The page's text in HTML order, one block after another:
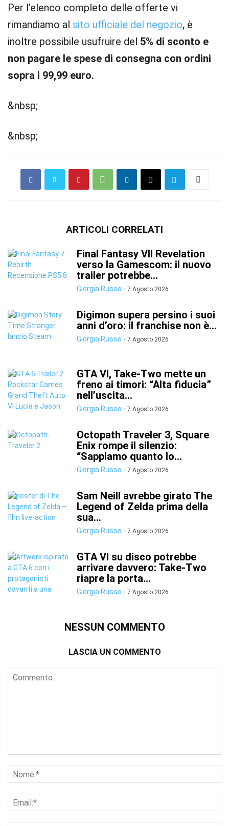
Per l’elenco completo delle offerte vi
rimandiamo al sito ufficiale del negozio, è
inoltre possibile usufruire del 5% di sconto e
non pagare le spese di consegna con ordini
sopra i 99,99 euro.
&nbsp;
&nbsp;
ARTICOLI CORRELATI
Final Fantasy VII Revelation
verso la Gamescom: il nuovo
trailer potrebbe...
Giorgia Russo - 7 Agosto 2026
Digimon supera persino i suoi
anni d’oro: il franchise non è...
Giorgia Russo - 7 Agosto 2026
GTA VI, Take-Two mette un
freno ai timori: “Alta fiducia”
nell’uscita...
Giorgia Russo - 7 Agosto 2026
Octopath Traveler 3, Square
Enix rompe il silenzio:
“Sappiamo quanto lo...
Giorgia Russo - 7 Agosto 2026
Sam Neill avrebbe girato The
Legend of Zelda prima della
sua...
Giorgia Russo - 7 Agosto 2026
GTA VI su disco potrebbe
arrivare davvero: Take-Two
riapre la porta...
Giorgia Russo - 7 Agosto 2026
NESSUN COMMENTO
LASCIA UN COMMENTO